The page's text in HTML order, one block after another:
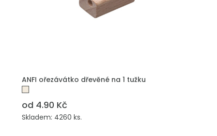
ANFI ořezávátko dřevěné na 1 tužku
od 4.90 Kč
Skladem: 4260 ks.